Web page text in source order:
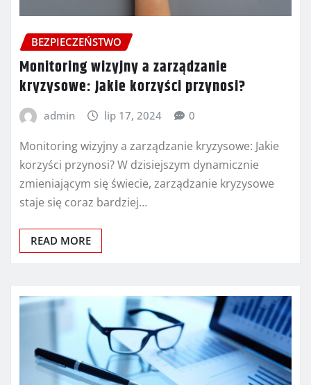
BEZPIECZEŃSTWO
Monitoring wizyjny a zarządzanie
kryzysowe: Jakie korzyści przynosi?
admin lip 17, 2024 0
Monitoring wizyjny a zarządzanie kryzysowe: Jakie
korzyści przynosi? W dzisiejszym dynamicznie
zmieniającym się świecie, zarządzanie kryzysowe
staje się coraz bardziej…
READ MORE